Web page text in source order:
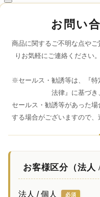
お問い
商品に関するご不明な点や
りお気軽にご連絡ください
※セールス・勧誘等は、『特
法律』に基づき
セールス・勧誘等があった
する場合がございますので、
お客様区分（法人 /
法人 / 個人 必須